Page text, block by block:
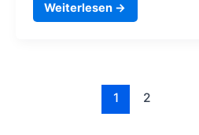
Weiterlesen →
1 2